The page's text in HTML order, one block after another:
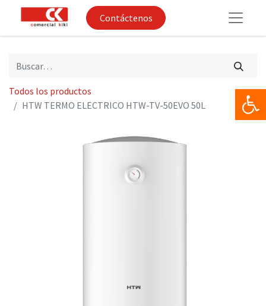
Contáctenos
Todos los productos
HTW TERMO ELECTRICO HTW-TV-50EVO 50L